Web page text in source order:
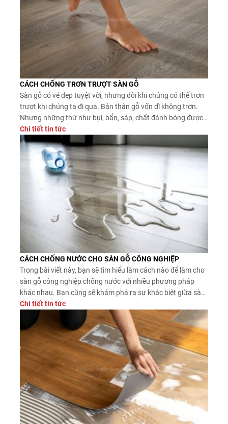
CÁCH CHỐNG TRƠN TRƯỢT SÀN GỖ
Sàn gỗ có vẻ đẹp tuyệt vời, nhưng đôi khi chúng có thể trơn
trượt khi chúng ta đi qua. Bản thân gỗ vốn dĩ không trơn.
Nhưng những thứ như bụi, bẩn, sáp, chất đánh bóng được
sử dụng để tạo bề mặt sáng bóng có thể làm cho ván sàn
gỗ trơn bóng.
Chi tiết tin tức
CÁCH CHỐNG NƯỚC CHO SÀN GỖ CÔNG NGHIỆP
Trong bài viết này, bạn sẽ tìm hiểu làm cách nào để làm cho
sàn gỗ công nghiệp chống nước với nhiều phương pháp
khác nhau. Bạn cũng sẽ khám phá ra sự khác biệt giữa sàn
chống thấm và sàn gỗ chịu nước, liệu làm cách đó có phải
lựa chọn tốt không? Và những điều lưu ý khi quyết định sử
dụng các kỹ thuật Sàn Đẹp đưa ra.
Chi tiết tin tức